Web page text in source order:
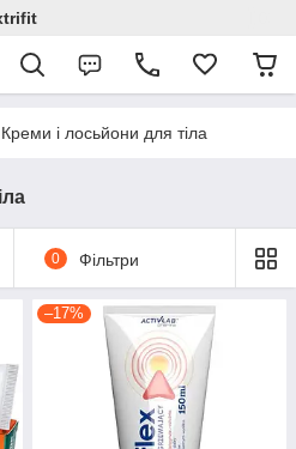
Креми і лосьйони для тіла
0 Фільтри
–17%